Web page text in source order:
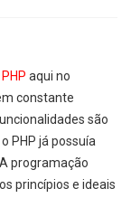
aqui no
constante
são
PHP já possuía
programação
princípios e ideais